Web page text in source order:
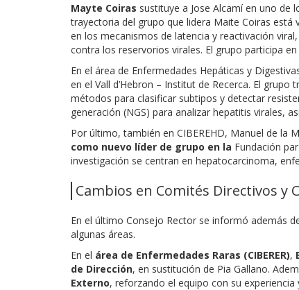
Mayte Coiras sustituye a Jose Alcamí en uno de
trayectoria del grupo que lidera Maite Coiras
en los mecanismos de latencia y reactivación
contra los reservorios virales. El grupo participa
En el área de Enfermedades Hepáticas y
en el Vall d’Hebron – Institut de Recerca. El
métodos para clasificar subtipos y detectar
generación (NGS) para analizar hepatitis virales,
Por último, también en CIBEREHD, Manuel de la
como nuevo líder de grupo en la Fundación
investigación se centran en hepatocarcinoma,
Cambios en Comités Directivos y
En el último Consejo Rector se informó además
algunas áreas.
En el área de Enfermedades Raras (CIBERER),
de Dirección, en sustitución de Pia Gallano.
Externo, reforzando el equipo con su